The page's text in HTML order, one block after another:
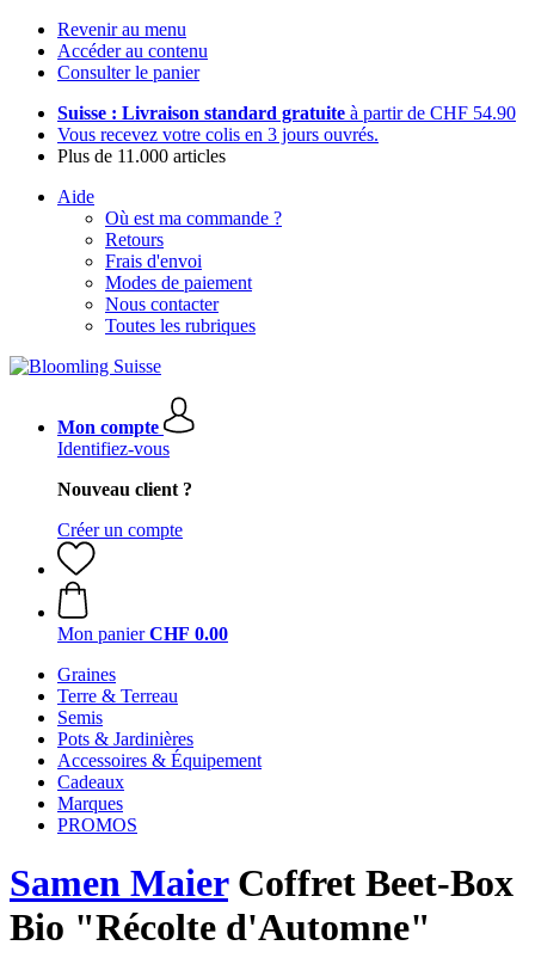
Revenir au menu
Accéder au contenu
Consulter le panier
Suisse : Livraison standard gratuite à partir de CHF 54.90
Vous recevez votre colis en 3 jours ouvrés.
Plus de 11.000 articles
Aide
Où est ma commande ?
Retours
Frais d'envoi
Modes de paiement
Nous contacter
Toutes les rubriques
Mon compte
Identifiez-vous
Nouveau client ?
Créer un compte
Mon panier CHF 0.00
Graines
Terre & Terreau
Semis
Pots & Jardinières
Accessoires & Équipement
Cadeaux
Marques
PROMOS
Samen MaierCoffret Beet-Box
Bio "Récolte d'Automne"